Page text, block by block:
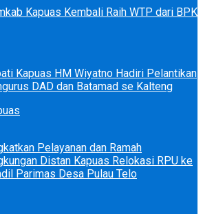
Kapuas Kembali Raih WTP dari BPK
Kapuas HM Wiyatno Hadiri Pelantikan
DAD dan Batamad se Kalteng
Pelayanan dan Ramah
Distan Kapuas Relokasi RPU ke
Parimas Desa Pulau Telo